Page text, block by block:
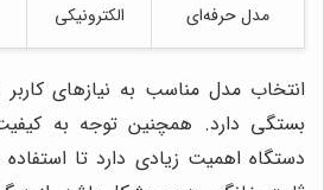
مدل حرفه‌ای الکترونیکی
انتخاب مدل مناسب به نیازهای
بستگی دارد. همچنین توجه به
دستگاه اهمیت زیادی دارد تا